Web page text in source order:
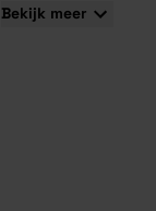
Bekijk meer